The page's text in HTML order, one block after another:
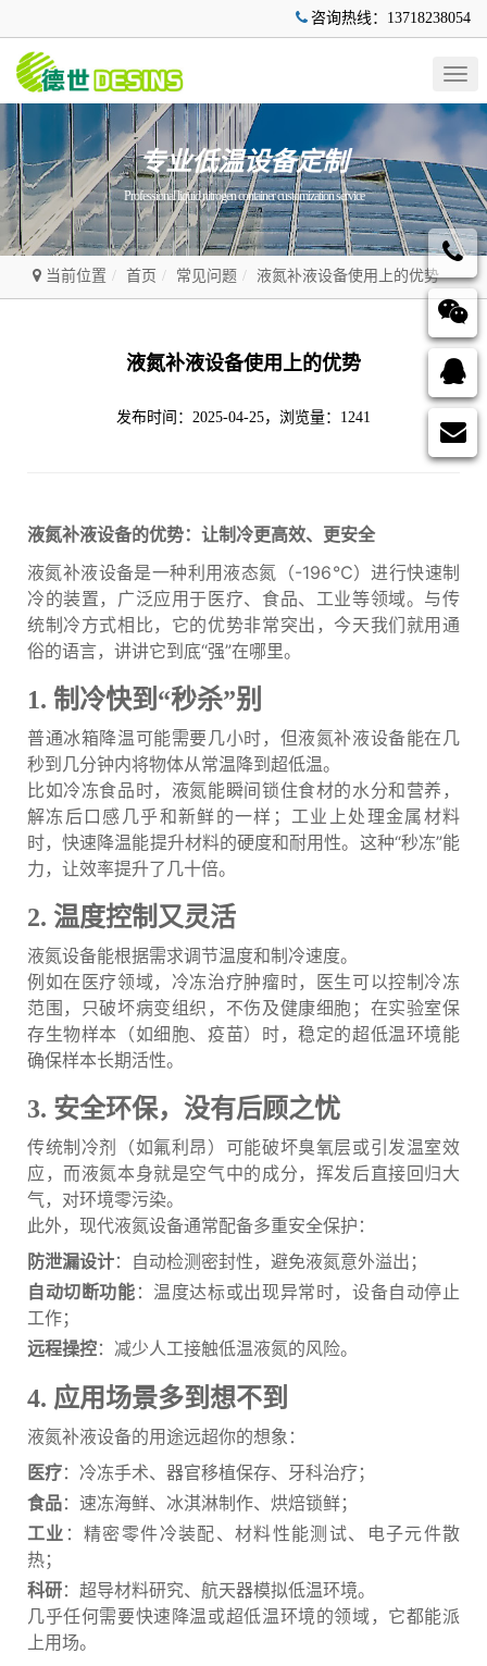
咨询热线：13718238054
专业低温设备定制
Professional liquid nitrogen container customization service
当前位置 首页 常见问题 液氮补液设备使用上的优势
液氮补液设备使用上的优势
发布时间：2025-04-25，浏览量：1241
液氮补液设备的优势：让制冷更高效、更安全
液氮补液设备是一种利用液态氮（-196℃）进行快速制
冷的装置，广泛应用于医疗、食品、工业等领域。与传
统制冷方式相比，它的优势非常突出，今天我们就用通
俗的语言，讲讲它到底“强”在哪里。
1. 制冷快到“秒杀”别
普通冰箱降温可能需要几小时，但液氮补液设备能在几
秒到几分钟内将物体从常温降到超低温。
比如冷冻食品时，液氮能瞬间锁住食材的水分和营养，
解冻后口感几乎和新鲜的一样；工业上处理金属材料
时，快速降温能提升材料的硬度和耐用性。这种“秒冻”能
力，让效率提升了几十倍。
2. 温度控制又灵活
液氮设备能根据需求调节温度和制冷速度。
例如在医疗领域，冷冻治疗肿瘤时，医生可以控制冷冻
范围，只破坏病变组织，不伤及健康细胞；在实验室保
存生物样本（如细胞、疫苗）时，稳定的超低温环境能
确保样本长期活性。
3. 安全环保，没有后顾之忧
传统制冷剂（如氟利昂）可能破坏臭氧层或引发温室效
应，而液氮本身就是空气中的成分，挥发后直接回归大
气，对环境零污染。
此外，现代液氮设备通常配备多重安全保护：
防泄漏设计：自动检测密封性，避免液氮意外溢出；
自动切断功能 ：温度达标或出现异常时，设备自动停止
工作；
远程操控：减少人工接触低温液氮的风险。
4. 应用场景多到想不到
液氮补液设备的用途远超你的想象：
医疗：冷冻手术、器官移植保存、牙科治疗；
食品：速冻海鲜、冰淇淋制作、烘焙锁鲜；
工业 ：精密零件冷装配、材料性能测试、电子元件散
热；
科研：超导材料研究、航天器模拟低温环境。
几乎任何需要快速降温或超低温环境的领域，它都能派
上用场。